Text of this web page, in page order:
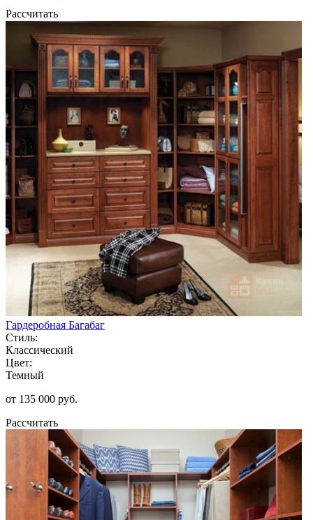
Рассчитать
Гардеробная Багабаг
Стиль:
Классический
Цвет:
Темный
от 135 000 руб.
Рассчитать